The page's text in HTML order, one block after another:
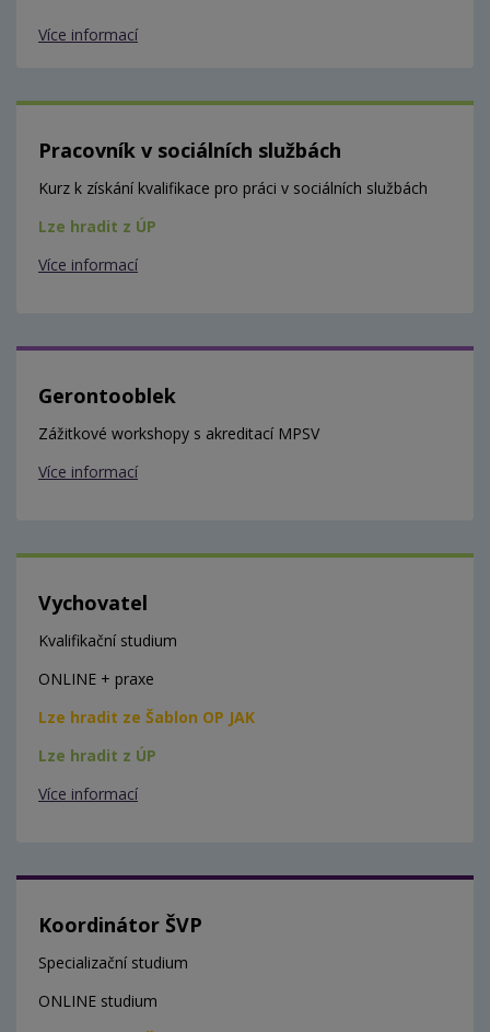
Více informací
Pracovník v sociálních službách
Kurz k získání kvalifikace pro práci v sociálních službách
Lze hradit z ÚP
Více informací
Gerontooblek
Zážitkové workshopy s akreditací MPSV
Více informací
Vychovatel
Kvalifikační studium
ONLINE + praxe
Lze hradit ze Šablon OP JAK
Lze hradit z ÚP
Více informací
Koordinátor ŠVP
Specializační studium
ONLINE studium